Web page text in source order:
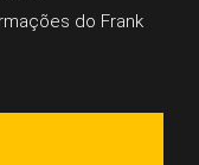
do Frank